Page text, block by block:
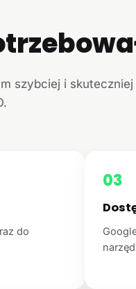
szybciej i skuteczniej
do
03